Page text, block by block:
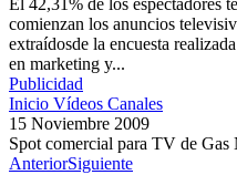
El 42,31% de los espectadores
comienzan los anuncios
extraídosde la encuesta
en marketing y...
Publicidad
Inicio Vídeos Canales
15 Noviembre 2009
Spot comercial para TV de Gas
AnteriorSiguiente